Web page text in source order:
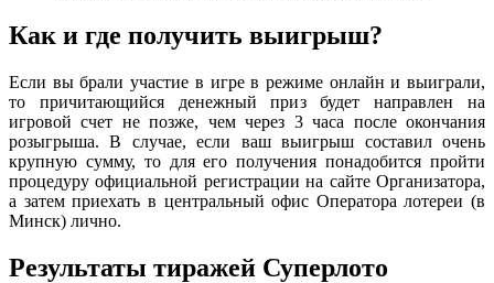
Как и где получить выигрыш?
Если вы брали участие в игре в режиме онлайн и выиграли,
то причитающийся денежный приз будет направлен на
игровой счет не позже, чем через 3 часа после окончания
розыгрыша. В случае, если ваш выигрыш составил очень
крупную сумму, то для его получения понадобится пройти
процедуру официальной регистрации на сайте Организатора,
а затем приехать в центральный офис Оператора лотереи (в
Минск) лично.
Результаты тиражей Суперлото